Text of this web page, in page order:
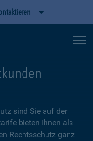
sind Sie auf der
bieten Ihnen als
Rechtsschutz ganz